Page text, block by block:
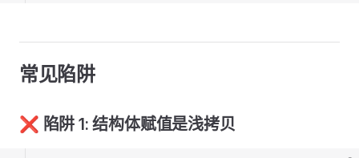
常见陷阱
❌ 陷阱 1: 结构体赋值是浅拷贝